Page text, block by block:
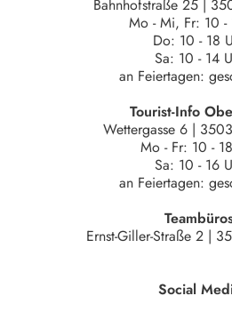
Bahnhofstraße 25 |
Mo - Mi, Fr: 10 -
Do: 10 - 18
Sa: 10 - 14
an Feiertagen:
Tourist-Info
Wettergasse 6 |
Mo - Fr: 10 -
Sa: 10 - 16
an Feiertagen:
Ernst-Giller-Straße 2 |
Social